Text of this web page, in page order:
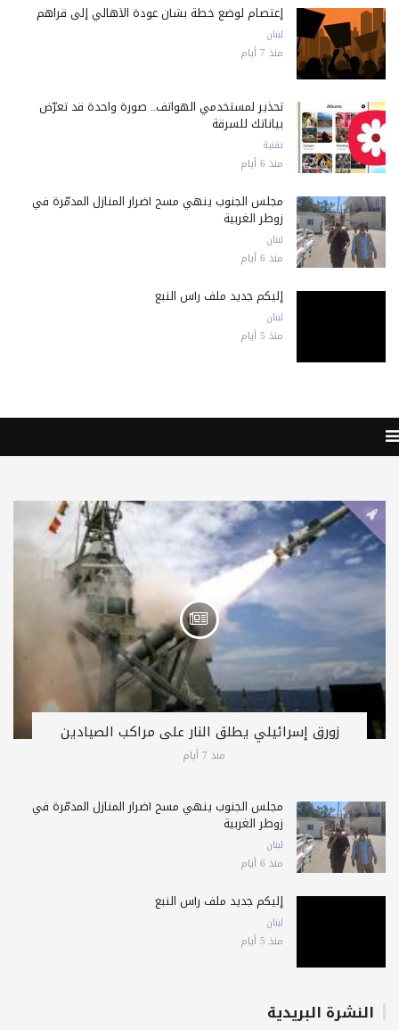
إعتصام لوضع خطة بشأن عودة الأهالي إلى قراهم
لبنان
منذ 7 أيام
تحذير لمستخدمي الهواتف.. صورة واحدة قد تعرّض
بياناتك للسرقة
تقنية
منذ 6 أيام
مجلس الجنوب ينهي مسح أضرار المنازل المدمّرة في
زوطر الغربية
لبنان
منذ 6 أيام
إليكم جديد ملف رأس النبع
لبنان
منذ 5 أيام
زورق إسرائيلي يطلق النار على مراكب الصيادين
منذ 7 أيام
مجلس الجنوب ينهي مسح أضرار المنازل المدمّرة في
زوطر الغربية
لبنان
منذ 6 أيام
إليكم جديد ملف رأس النبع
لبنان
منذ 5 أيام
النشرة البريدية